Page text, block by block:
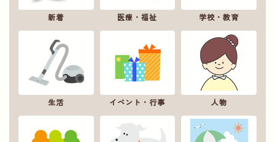
新着 医療・福祉 学校・教育
生活 イベント・行事 人物